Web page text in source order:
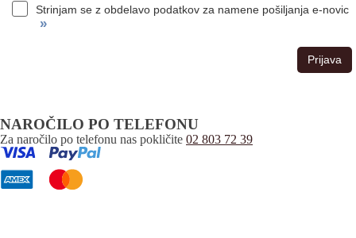
Strinjam se z obdelavo podatkov za namene pošiljanja e-novic
»
Prijava
NAROČILO PO TELEFONU
Za naročilo po telefonu nas pokličite 02 803 72 39